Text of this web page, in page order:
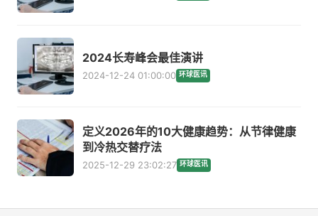
2024长寿峰会最佳演讲
2024-12-24 01:00:00 环球医讯
定义2026年的10大健康趋势：从节律健康
到冷热交替疗法
2025-12-29 23:02:27 环球医讯